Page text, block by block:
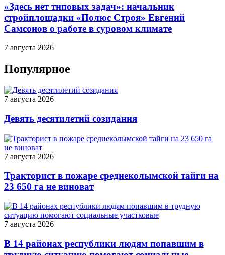
«Здесь нет типовых задач»: начальник
стройплощадки «Полюс Строя» Евгений
Самсонов о работе в суровом климате
7 августа 2026
Популярное
7 августа 2026
Девять десятилетий созидания
7 августа 2026
Тракторист в пожаре среднеколымской тайги на
23 650 га не виноват
7 августа 2026
В 14 районах республики людям попавшим в